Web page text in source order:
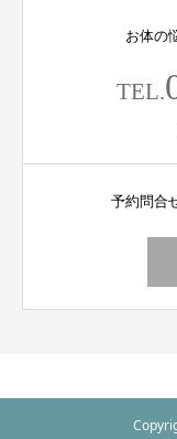
お体の
TEL.
予約問合